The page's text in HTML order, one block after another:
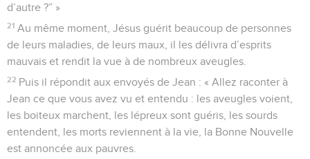
d’autre ?” »
21 Au même moment, Jésus guérit beaucoup de personnes
de leurs maladies, de leurs maux, il les délivra d’esprits
mauvais et rendit la vue à de nombreux aveugles.
22 Puis il répondit aux envoyés de Jean : « Allez raconter à
Jean ce que vous avez vu et entendu : les aveugles voient,
les boiteux marchent, les lépreux sont guéris, les sourds
entendent, les morts reviennent à la vie, la Bonne Nouvelle
est annoncée aux pauvres.